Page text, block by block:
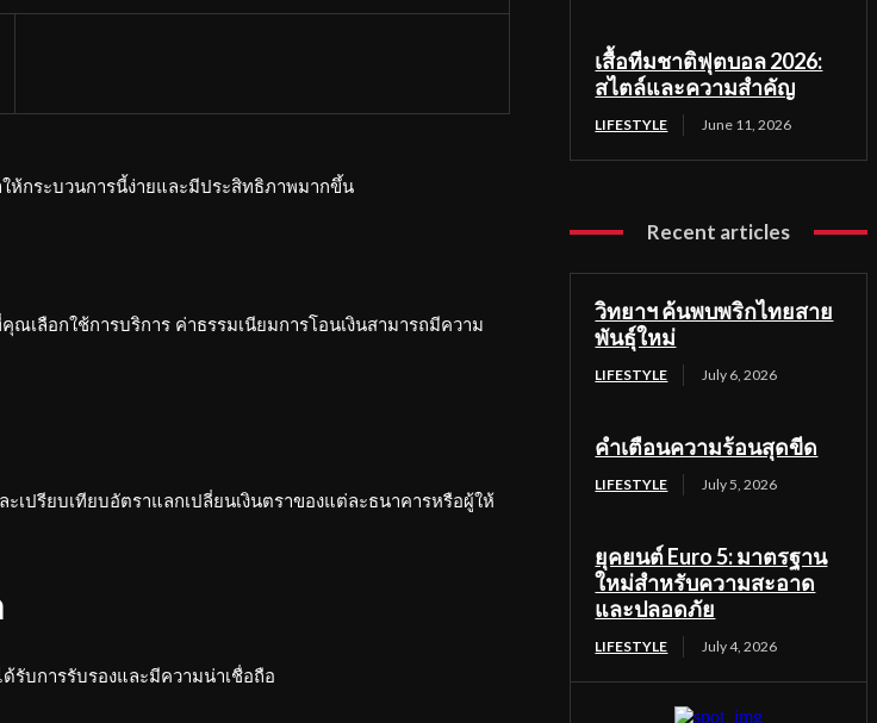
ห้กระบวนการนี้ง่ายและมีประสิทธิภาพมากขึ้น
เลือกใช้การบริการ ค่าธรรมเนียมการโอนเงินสามารถมีความ
เปรียบเทียบอัตราแลกเปลี่ยนเงินตราของแต่ละธนาคารหรือผู้ให้
รับการรับรองและมีความน่าเชื่อถือ
เสื้อทีมชาติฟุตบอล 2026:
สไตล์และความสำคัญ
LIFESTYLE June 11, 2026
Recent articles
วิทยาฯ ค้นพบพริกไทยสาย
พันธุ์ใหม่
LIFESTYLE July 6, 2026
คำเตือนความร้อนสุดขีด
LIFESTYLE July 5, 2026
ยุคยนต์ Euro 5: มาตรฐาน
ใหม่สำหรับความสะอาด
และปลอดภัย
LIFESTYLE July 4, 2026